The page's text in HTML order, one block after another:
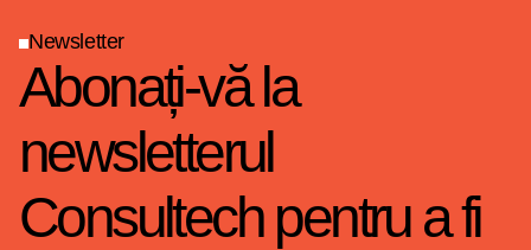
Newsletter
Abonați-vă la
newsletterul
Consultech pentru a fi